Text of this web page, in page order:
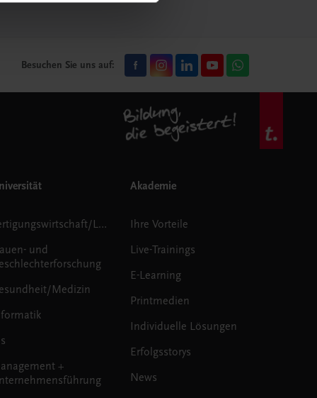
Besuchen Sie uns auf:
Fertigungswirtschaft/Logistik
und
Medizin
+
Akademie
Ihre Vorteile
Live-Trainings
E-Learning
Printmedien
Individuelle Lösungen
Erfolgsstorys
News